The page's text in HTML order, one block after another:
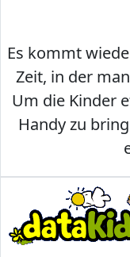
Es kommt
Zeit, in der
Um die Kinder
Handy zu